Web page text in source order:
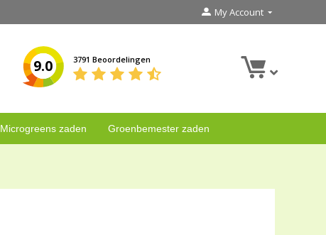
My Account
9.0 3791 Beoordelingen
Microgreens zaden Groenbemester zaden